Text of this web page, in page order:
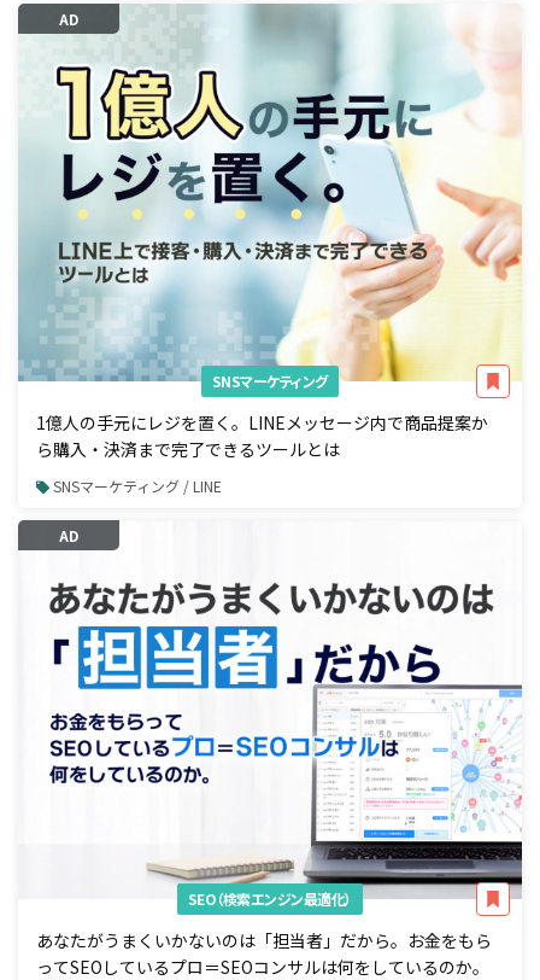
AD
SNSマーケティング
1億人の手元にレジを置く。LINEメッセージ内で商品提案か
ら購入・決済まで完了できるツールとは
SNSマーケティング / LINE
AD
SEO（検索エンジン最適化）
あなたがうまくいかないのは「担当者」だから。お金をもら
ってSEOしているプロ＝SEOコンサルは何をしているのか。